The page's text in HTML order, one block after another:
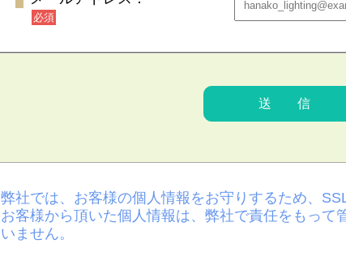
必須
弊社では、お客様の個人情報をお守りするため、
お客様から頂いた個人情報は、弊社で責任をもっ
いません。